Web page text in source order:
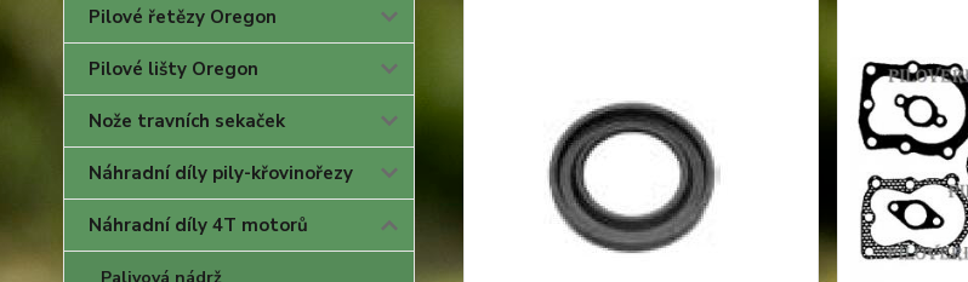
Pilové řetězy Oregon
Pilové lišty Oregon
Nože travních sekaček
Náhradní díly pily-křovinořezy
Náhradní díly 4T motorů